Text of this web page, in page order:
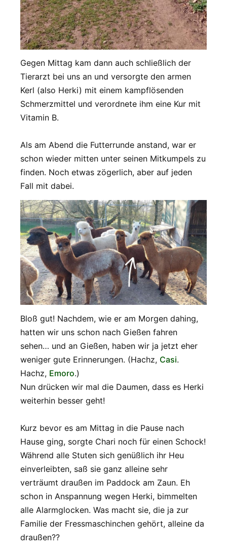
Gegen Mittag kam dann auch schließlich der
Tierarzt bei uns an und versorgte den armen
Kerl (also Herki) mit einem kampflösenden
Schmerzmittel und verordnete ihm eine Kur mit
Vitamin B.
Als am Abend die Futterrunde anstand, war er
schon wieder mitten unter seinen Mitkumpels zu
finden. Noch etwas zögerlich, aber auf jeden
Fall mit dabei.
Bloß gut! Nachdem, wie er am Morgen dahing,
hatten wir uns schon nach Gießen fahren
sehen… und an Gießen, haben wir ja jetzt eher
weniger gute Erinnerungen. (Hachz, Casi.
Hachz, Emoro.)
Nun drücken wir mal die Daumen, dass es Herki
weiterhin besser geht!
Kurz bevor es am Mittag in die Pause nach
Hause ging, sorgte Chari noch für einen Schock!
Während alle Stuten sich genüßlich ihr Heu
einverleibten, saß sie ganz alleine sehr
verträumt draußen im Paddock am Zaun. Eh
schon in Anspannung wegen Herki, bimmelten
alle Alarmglocken. Was macht sie, die ja zur
Familie der Fressmaschinchen gehört, alleine da
draußen??